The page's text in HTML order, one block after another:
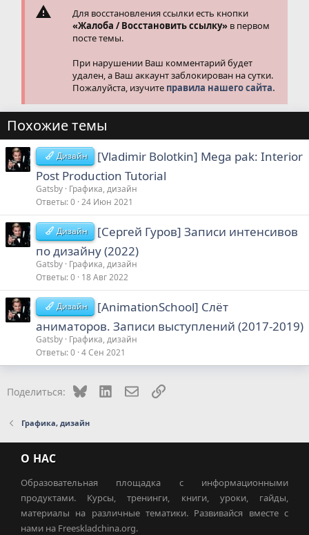
Для восстановления ссылки есть кнопки
«Жалоба / Восстановить ссылку» в первом
посте темы.
При нарушении Ваш комментарий будет
удален, а Ваш аккаунт заблокирован на сутки.
Пожалуйста, изучите правила нашего сайта.
Похожие темы
Дизайн
[Vladimir Bolotkin] Mega pak: Interior
Post Production Tutorial
Gatsby Графика, дизайн
Ответы 0 24 Июн 2021
Дизайн
[Сергей Гуров] Записи интенсивов
по дизайну (2022)
Gatsby Графика, дизайн
Ответы 0 18 Авг 2022
Дизайн
[AnimationSchool] Слёт
аниматоров. Записи выступлений (2017-2019)
Gatsby Графика, дизайн
Ответы 0 4 Сен 2021
Поделиться: Bluesky LinkedInЭлектронная почта
Ссылка
Графика, дизайн
О НАС
Образовательная площадка с информационными
продуктами. Курсы, тренинги, книги, уроки, гайды,
материалы на различные тематики. Развивайся вместе с
нами на Freeskladchina.org.